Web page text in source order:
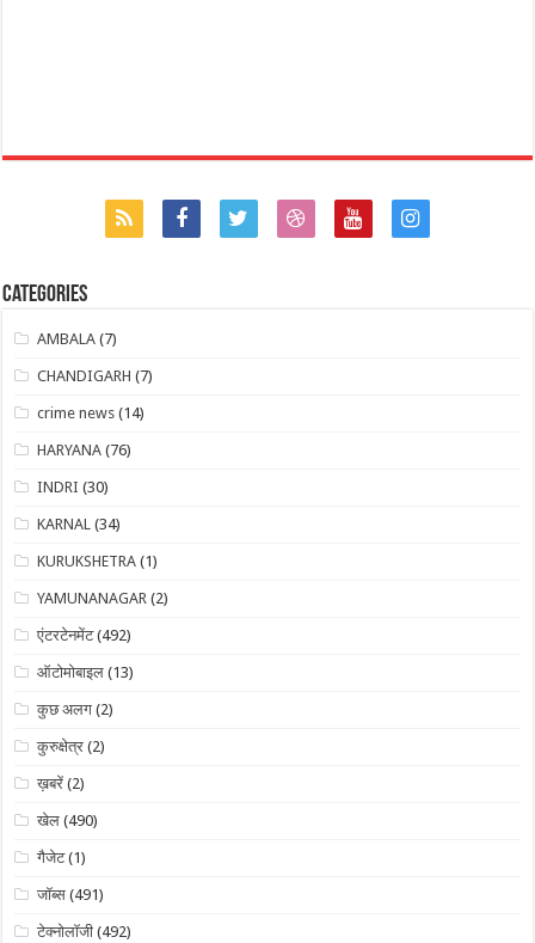
Categories
AMBALA (7)
CHANDIGARH (7)
crime news (14)
HARYANA (76)
INDRI (30)
KARNAL (34)
KURUKSHETRA (1)
YAMUNANAGAR (2)
एंटरटेनमेंट(492)
ऑटोमोबाइल (13)
कुछ अलग (2)
कुरुक्षेत्र (2)
ख़बरें (2)
खेल (490)
गैजेट(1)
जॉब्स (491)
टेक्नोलॉजी (492)